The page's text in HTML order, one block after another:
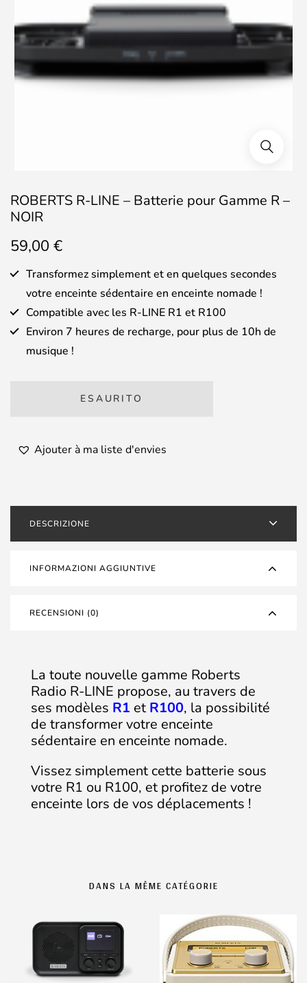
ROBERTS R-LINE – Batterie pour Gamme R –
NOIR
59,00 €
Transformez simplement et en quelques secondes
votre enceinte sédentaire en enceinte nomade !
Compatible avec les R-LINE R1 et R100
Environ 7 heures de recharge, pour plus de 10h de
musique !
ESAURITO
Ajouter à ma liste d'envies
DESCRIZIONE
INFORMAZIONI AGGIUNTIVE
RECENSIONI (0)
La toute nouvelle gamme Roberts
Radio R-LINE propose, au travers de
ses modèles R1 et R100, la possibilité
de transformer votre enceinte
sédentaire en enceinte nomade.
Vissez simplement cette batterie sous
votre R1 ou R100, et profitez de votre
enceinte lors de vos déplacements !
DANS LA MÊME CATÉGORIE